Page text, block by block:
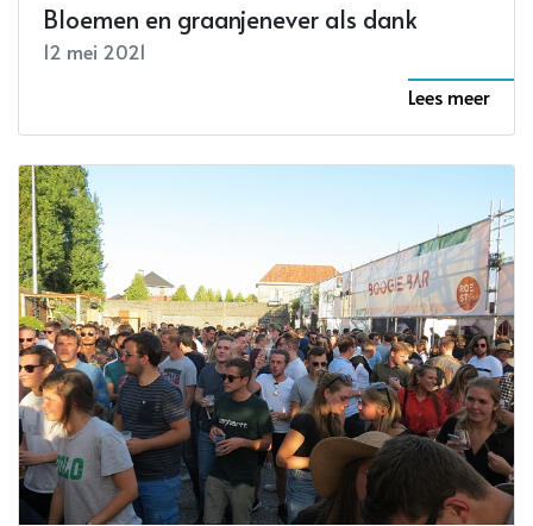
Bloemen en graanjenever als dank
12 mei 2021
Lees meer